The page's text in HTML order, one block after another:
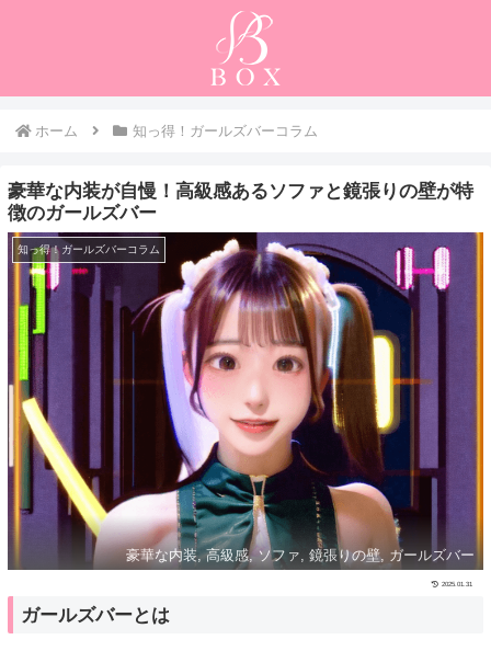
ホーム 知っ得！ガールズバーコラム
豪華な内装が自慢！高級感あるソファと鏡張りの壁が特
徴のガールズバー
知っ得！ガールズバーコラム
豪華な内装, 高級感, ソファ, 鏡張りの壁, ガールズバー
2025.01.31
ガールズバーとは